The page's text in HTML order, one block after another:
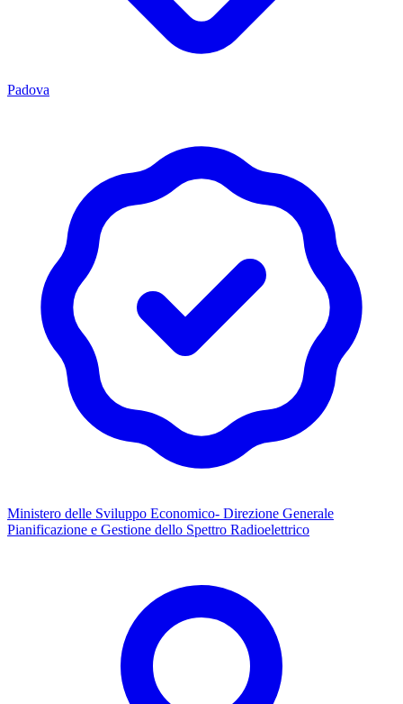
Padova
Ministero delle Sviluppo Economico- Direzione Generale
Pianificazione e Gestione dello Spettro Radioelettrico